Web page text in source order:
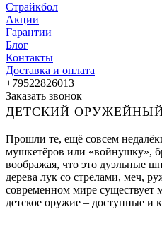
Страйкбол
Акции
Гарантии
Блог
Контакты
Доставка и оплата
+79522826013
Заказать звонок
ДЕТСКИЙ
Прошли те, ещё совсем
мушкетёров или «войнушку»,
воображая, что это дуэльные
дерева лук со стрелами, меч,
современном мире существует
детское оружие – доступные и